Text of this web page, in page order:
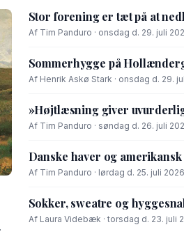
Stor forening er tæt på at
Af Tim Panduro · onsdag d. 29. juli
Sommerhygge på
Af Henrik Askø Stark · onsdag d. 29.
»Højtlæsning giver
Af Tim Panduro · søndag d. 26. juli
Danske haver og
Af Tim Panduro · lørdag d. 25. juli 2026
Sokker, sweatre og
Af Laura Videbæk · torsdag d. 23. juli